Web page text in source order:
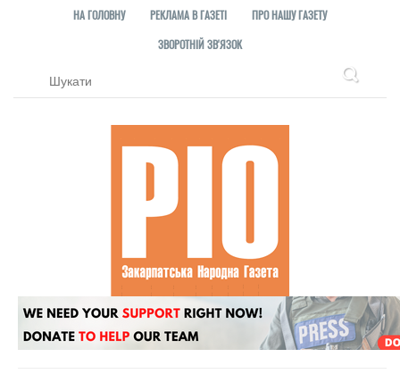
НА ГОЛОВНУ РЕКЛАМА В ГАЗЕТІ
ПРО НАШУ ГАЗЕТУ
ЗВОРОТНІЙ ЗВ'ЯЗОК